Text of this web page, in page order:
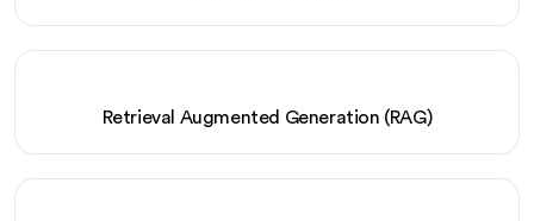
Retrieval Augmented Generation (RAG)